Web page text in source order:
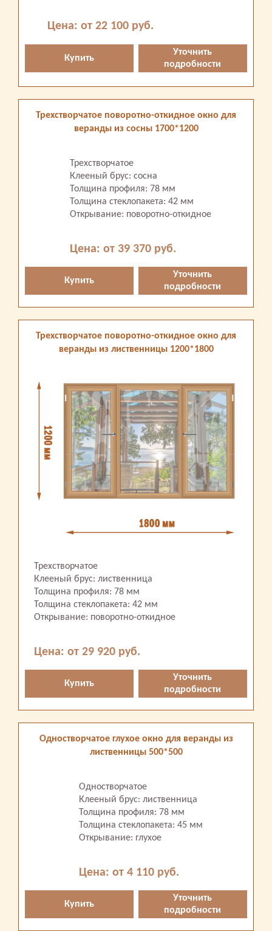
Цена: от 22 100 руб.
Купить
Уточнить
подробности
Трехстворчатое поворотно-откидное окно для
веранды из сосны 1700*1200
Трехстворчатое
Клееный брус: сосна
Толщина профиля: 78 мм
Толщина стеклопакета: 42 мм
Открывание: поворотно-откидное
Цена: от 39 370 руб.
Купить
Уточнить
подробности
Трехстворчатое поворотно-откидное окно для
веранды из лиственницы 1200*1800
Трехстворчатое
Клееный брус: лиственница
Толщина профиля: 78 мм
Толщина стеклопакета: 42 мм
Открывание: поворотно-откидное
Цена: от 29 920 руб.
Купить
Уточнить
подробности
Одностворчатое глухое окно для веранды из
лиственницы 500*500
Одностворчатое
Клееный брус: лиственница
Толщина профиля: 78 мм
Толщина стеклопакета: 45 мм
Открывание: глухое
Цена: от 4 110 руб.
Купить
Уточнить
подробности